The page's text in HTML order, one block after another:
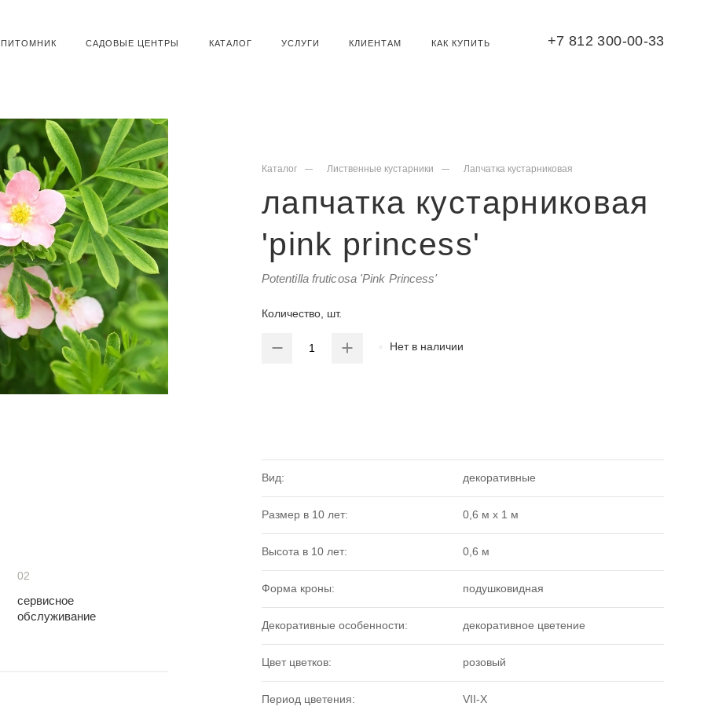
ПИТОМНИК САДОВЫЕ ЦЕНТРЫ КАТАЛОГ УСЛУГИ КЛИЕНТАМ КАК КУПИТЬ +7 812 300-00-33
02
сервисное
обслуживание
Каталог Лиственные кустарники Лапчатка кустарниковая
лапчатка кустарниковая
'pink princess'
Potentilla fruticosa 'Pink Princess'
Количество, шт.
Нет в наличии
Вид: декоративные
Размер в 10 лет: 0,6 м х 1 м
Высота в 10 лет: 0,6 м
Форма кроны: подушковидная
Декоративные особенности: декоративное цветение
Цвет цветков: розовый
Период цветения: VII-X